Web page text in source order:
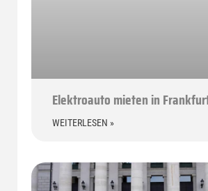
Elektroauto mieten in
WEITERLESEN »